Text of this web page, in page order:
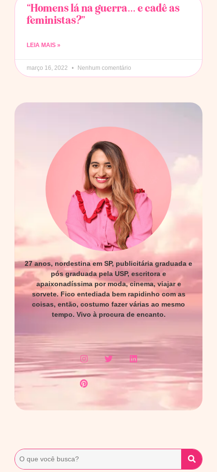
“Homens lá na guerra… e cadê as
feministas?”
LEIA MAIS »
março 16, 2022 Nenhum comentário
27 anos, nordestina em SP, publicitária graduada e
pós graduada pela USP, escritora e
apaixonadíssima por moda, cinema, viajar e
sorvete. Fico entediada bem rapidinho com as
coisas, então, costumo fazer várias ao mesmo
tempo. Vivo à procura de encanto.